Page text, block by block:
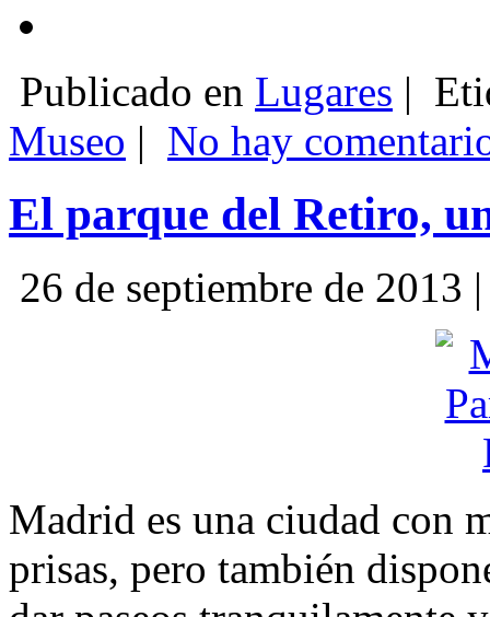
Publicado en Lugares |
Museo | No hay
El parque del Retiro,
26 de septiembre de 2013
Madrid es una ciudad con
prisas, pero también